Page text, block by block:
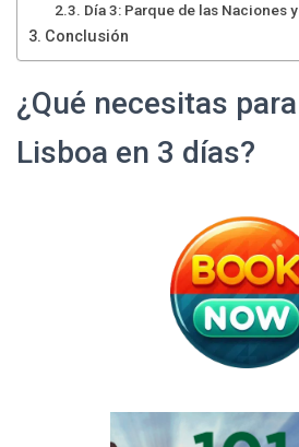
Día 3: Parque de las Naciones
Conclusión
¿Qué necesitas
Lisboa en 3 días?